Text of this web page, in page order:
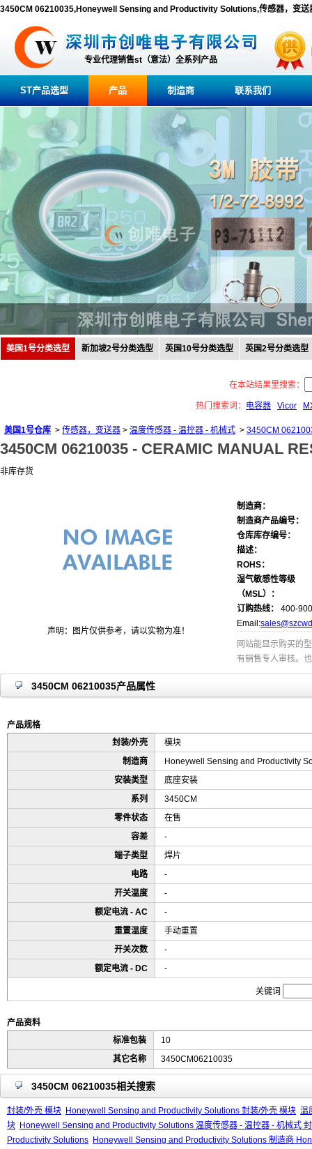
3450CM 06210035,Honeywell Sensing and Productivity Solutions,传感器，变送
专业代理销售st（意法）全系列产品
ST产品选型 产品 制造商 联系我们
美国1号分类选型 新加坡2号分类选型 英国10号分类选型 英国2号分类选型
在本站结果里搜索：
热门搜索词： 电容器 Vicor
美国1号仓库 > 传感器，变送器 > 温度传感器 - 温控器 - 机械式 > 3450CM
3450CM 06210035 - CERAMIC MANUAL
非库存货
声明：图片仅供参考，请以实物为准！
制造商：
制造商产品编号：
仓库库存编号：
描述：
ROHS：
湿气敏感性等级
（MSL）：
订购热线：
400-
Email:
网站能显示购买的
有销售专人审核。
3450CM 06210035产品属性
产品规格
封装/外壳
模块
制造商
Honeywell Sensing and Productivity
安装类型
底座安装
系列
3450CM
零件状态
在售
容差
-
端子类型
焊片
电路
-
开关温度
-
额定电流 - AC
-
重置温度
手动重置
开关次数
-
额定电流 - DC
-
关键词
产品资料
标准包装
10
其它名称
3450CM06210035
3450CM 06210035相关搜索
封装/外壳 模块 Honeywell Sensing and Productivity Solutions 封装/外壳 模块 温
块 Honeywell Sensing and Productivity Solutions 温度传感器 - 温控器 - 机械式
Productivity Solutions Honeywell Sensing and Productivity Solutions 制造商